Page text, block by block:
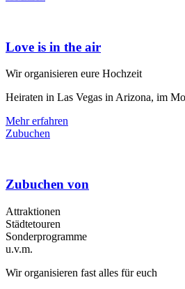
Love is in the air
Wir organisieren eure Hochzeit
Heiraten in Las Vegas in Arizona, im
Mehr erfahren
Zubuchen
Zubuchen von
Attraktionen
Städtetouren
Sonderprogramme
u.v.m.
Wir organisieren fast alles für euch